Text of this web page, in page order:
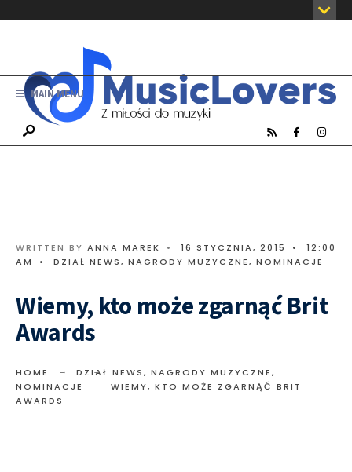
MAIN MENU
WRITTEN BY ANNA MAREK • 16 STYCZNIA, 2015 •
12:00
AM
• DZIAŁ NEWS, NAGRODY MUZYCZNE, NOMINACJE
Wiemy, kto może zgarnąć Brit
Awards
HOME DZIAŁ NEWS, NAGRODY MUZYCZNE,
NOMINACJE
WIEMY, KTO MOŻE ZGARNĄĆ BRIT
AWARDS